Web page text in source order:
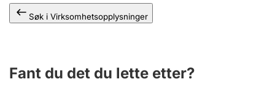
Søk i Virksomhetsopplysninger
Fant du det du lette etter?